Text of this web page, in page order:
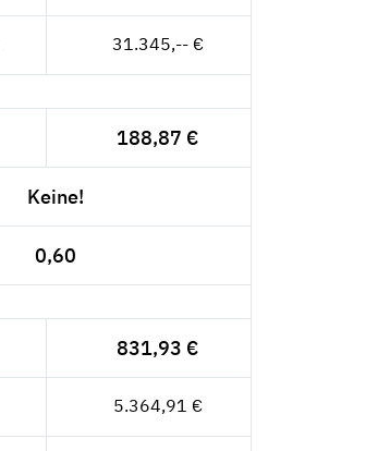
31.345,-- €
188,87 €
Keine!
0,60
831,93 €
5.364,91 €